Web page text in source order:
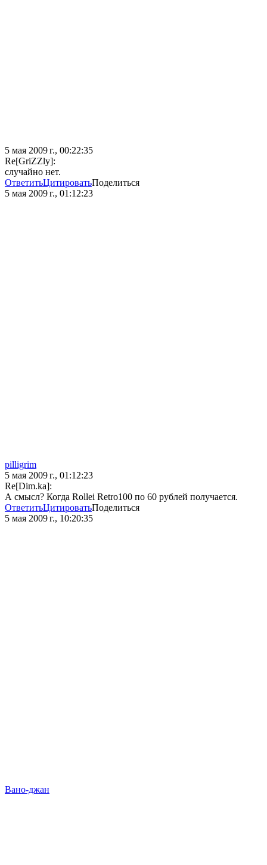
5 мая 2009 г., 00:22:35
Re[GriZZly]:
случайно нет.
ОтветитьЦитироватьПоделиться
5 мая 2009 г., 01:12:23
pilligrim
5 мая 2009 г., 01:12:23
Re[Dim.ka]:
А смысл? Когда Rollei Retro100 по 60 рублей получается.
ОтветитьЦитироватьПоделиться
5 мая 2009 г., 10:20:35
Вано-джан